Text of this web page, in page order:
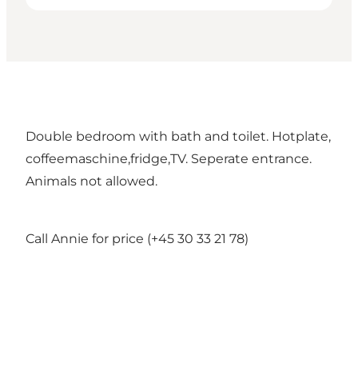
Double bedroom with bath and toilet. Hotplate,
coffeemaschine,fridge,TV. Seperate entrance.
Animals not allowed.
Call Annie for price (+45 30 33 21 78)